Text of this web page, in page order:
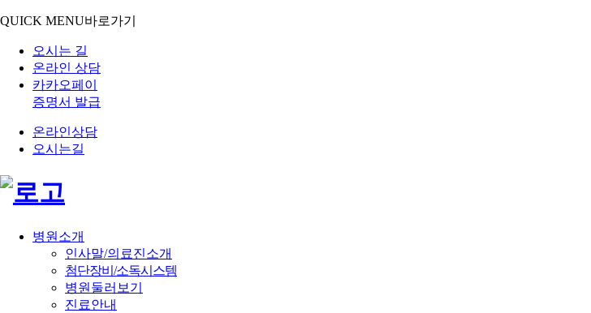
QUICK MENU바로가기
오시는 길
온라인 상담
카카오페이
증명서 발급
온라인상담
오시는길
병원소개
인사말/의료진소개
첨단장비/소독시스템
병원둘러보기
진료안내